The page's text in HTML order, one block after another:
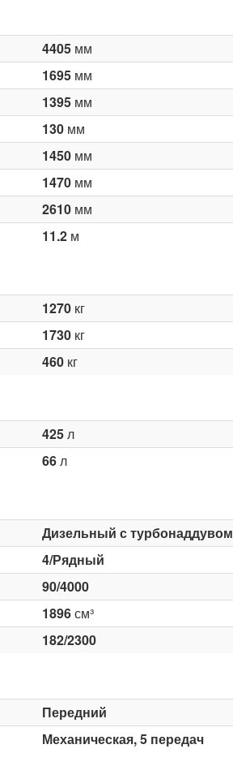
4405мм
1695мм
1395мм
130мм
1450мм
1470мм
2610мм
11.2м
1270кг
1730кг
460кг
425л
66л
Дизельный с турбонаддувом
4/Рядный
90/4000
1896см³
182/2300
Передний
Механическая, 5 передач